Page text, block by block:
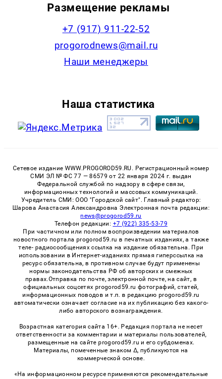
Размещение рекламы
+7 (917) 911-22-52
progorodnews@mail.ru
Наши менеджеры
Наша статистика
Сетевое издание WWW.PROGOROD59.RU. Регистрационный номер
СМИ ЭЛ № ФС 77 — 86579 от 22 января 2024 г. выдан
Федеральной службой по надзору в сфере связи,
информационных технологий и массовых коммуникаций.
Учредитель СМИ: ООО "Городской сайт". Главный редактор:
Шарова Анастасия Александровна Электронная почта редакции:
news@progorod59.ru
Телефон редакции: +7 (922) 335-53-79
При частичном или полном воспроизведении материалов
новостного портала progorod59.ru в печатных изданиях, а также
теле- радиосообщениях ссылка на издание обязательна. При
использовании в Интернет-изданиях прямая гиперссылка на
ресурс обязательна, в противном случае будут применены
нормы законодательства РФ об авторских и смежных
правах.Отправка по почте, электронной почте, на сайт, в
официальных соцсетях progorod59.ru фотографий, статей,
информационных поводов и т.п. в редакцию progorod59.ru
автоматически означает согласие на их публикацию без какого-
либо авторского вознаграждения.
Возрастная категория сайта 16+. Редакция портала не несет
ответственности за комментарии и материалы пользователей,
размещенные на сайте progorod59.ru и его субдоменах.
Материалы, помеченные знаком Δ, публикуются на
коммерческой основе.
«На информационном ресурсе применяются рекомендательные